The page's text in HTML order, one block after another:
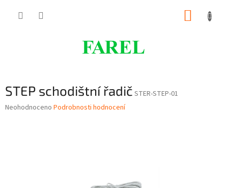
STEP schodištní řadič STER-STEP-01
Průměrné
Neohodnoceno Podrobnosti hodnocení